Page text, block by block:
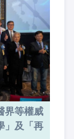
界等權威
」及「再